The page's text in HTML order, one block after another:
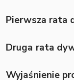
Pierwsza rata
Druga rata
Wyjaśnienie